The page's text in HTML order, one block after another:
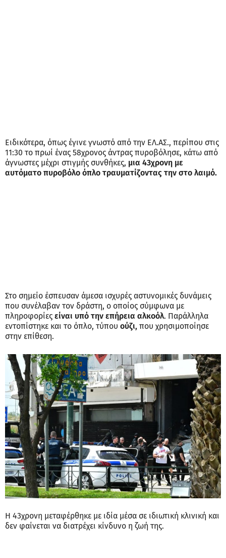
Ειδικότερα, όπως έγινε γνωστό από την ΕΛ.ΑΣ., περίπου στις
11:30 το πρωί ένας 58χρονος άντρας πυροβόλησε, κάτω από
άγνωστες μέχρι στιγμής συνθήκες, μια 43χρονη με
αυτόματο πυροβόλο όπλο τραυματίζοντας την στο λαιμό.
Στο σημείο έσπευσαν άμεσα ισχυρές αστυνομικές δυνάμεις
που συνέλαβαν τον δράστη, ο οποίος σύμφωνα με
πληροφορίες είναι υπό την επήρεια αλκοόλ. Παράλληλα
εντοπίστηκε και το όπλο, τύπου ούζι, που χρησιμοποίησε
στην επίθεση.
Η 43χρονη μεταφέρθηκε με ιδία μέσα σε ιδιωτική κλινική και
δεν φαίνεται να διατρέχει κίνδυνο η ζωή της.